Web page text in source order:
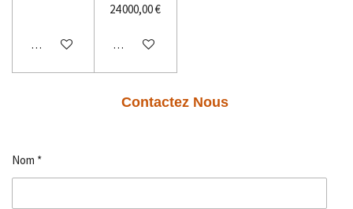
M'avertir si disponible
24 000,00 €
M'avertir si disponible
Contactez Nous
Nom *